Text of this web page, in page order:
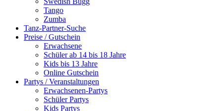
Tango
Zumba
Tanz-Partner-Suche
Preise / Gutschein
Erwachsene
Schüler ab 14 bis 18 Jahre
Kids bis 13 Jahre
Online Gutschein
Partys / Veranstaltungen
Erwachsenen-Partys
Schüler Partys
Kids Partys